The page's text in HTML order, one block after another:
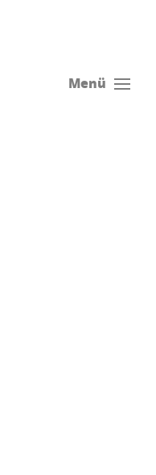
Menü